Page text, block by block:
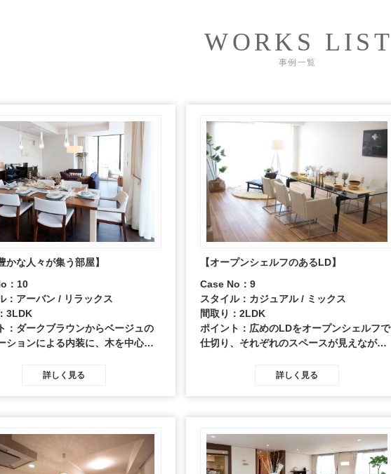
WORKS LIST
事例一覧
かな人々が集う部屋】
：10
：アーバン / リラックス
3LDK
：ダークブラウンからベージュの
ションによる内装に、木を中心と
たセンスを感じさせるディスプレ
詳しく見る
【オープンシェルフのあるLD】
Case No：9
スタイル：カジュアル / ミックス
間取り：2LDK
ポイント：広めのLDをオープンシェルフで
仕切り、それぞれのスペースが見えながら
案。 色使いや照明器具に遊びを取り入れ
詳しく見る